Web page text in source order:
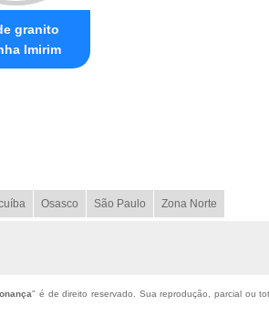
granito
Imirim
Osasco São Paulo Zona Norte
" é de direito reservado. Sua reprodução, parcial ou